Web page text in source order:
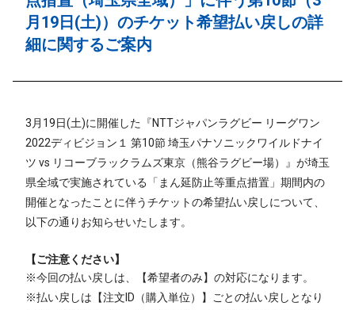
月19日(土)）のチケット希望払い戻しの詳
細に関するご案内
3月19日(土)に開催した『NTTジャパンラグビー リーグワン
2022ディビジョン１ 第10節 埼玉パナソニックワイルドナイ
ツ vs リコーブラックラムズ東京（熊谷ラグビー場）』が埼玉
県全域で実施されている「まん延防止等重点措置」期間内の
開催となったことに伴うチケットの希望払い戻しについて、
以下の通りお知らせいたします。
【ご注意ください】
※今回の払い戻しは、【希望者のみ】の対応になります。
※払い戻しは【注文ID（購入単位）】ごとの払い戻しとなり